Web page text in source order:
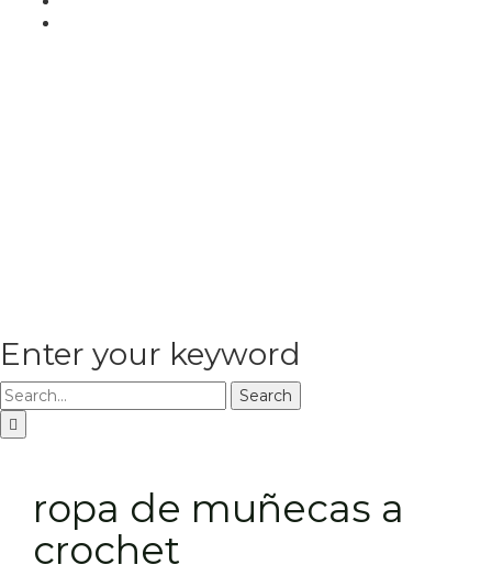
Enter your keyword
Search
ropa de muñecas a
crochet